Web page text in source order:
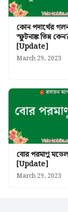
কোন পদার্থের
স্ফুটনাঙ্ক ভিন্ন
[Update]
March 29, 2023
বোর পরমাণু
[Update]
March 29, 2023